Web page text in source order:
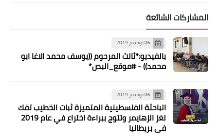
⭕‏ *حبْس أنفاس في عين الحلوة وجمر
تحت الرماد :* ‏
المشاركات الشائعة
06 نوفمبر 2019
بالفيديو:*ثالث المرحوم ((يوسف محمد الاغا ابو
محمد)) - #موقع_البص*
06 نوفمبر 2019
الباحثة الفلسطينية المتميزة ثبات الخطيب تفك
لغز الزهايمر وتتوج ببراءة اختراع في عام 2019
في بريطانيا